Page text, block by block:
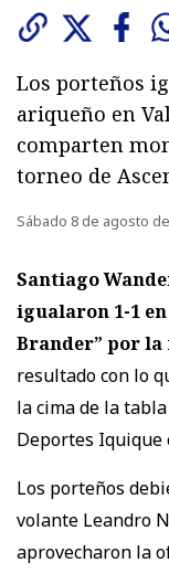
Los porteños
ariqueño en
comparten
torneo de
Sábado 8 de agosto
Santiago
igualaron 1-1
Brander” por la
resultado con lo
la cima de la
Deportes Iquique
Los porteños
volante Leandro
aprovecharon la